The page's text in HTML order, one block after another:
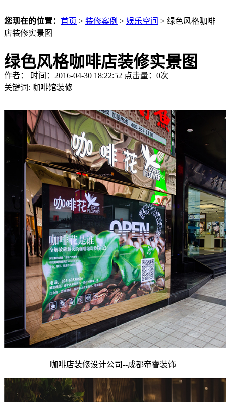
您现在的位置： 首页 > 装修案例 > 娱乐空间 > 绿色风格咖啡
店装修实景图
绿色风格咖啡店装修实景图
作者： 时间：2016-04-30 18:22:52 点击量： 0次
关键词: 咖啡馆装修
咖啡店装修设计公司--成都帝睿装饰